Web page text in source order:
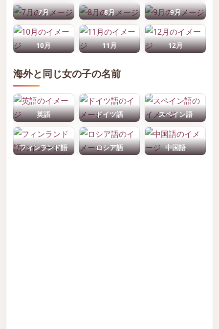
7月 8月 9月
10月 11月 12月
海外と同じ女の子の名前
英語 ドイツ語 スペイン語
フィンランド語 ロシア語 中国語